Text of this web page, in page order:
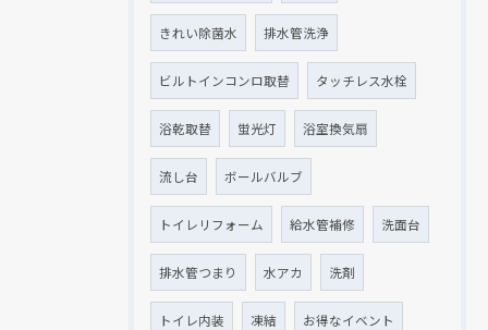
きれい除菌水 排水管洗浄
ビルトインコンロ取替 タッチレス水栓
浴乾取替 蛍光灯 浴室換気扇
流し台 ボールバルブ
トイレリフォーム 給水管補修 洗面台
排水管つまり 水アカ 洗剤
トイレ内装 凍結 お得なイベント